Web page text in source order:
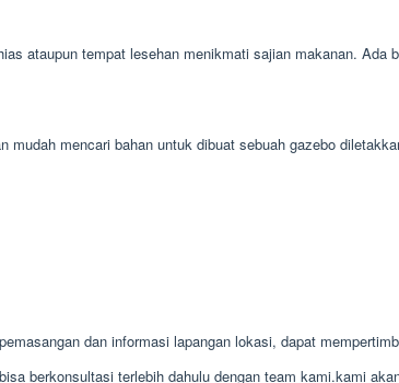
ataupun tempat lesehan menikmati sajian makanan.
mencari bahan untuk dibuat sebuah gazebo
dan informasi lapangan lokasi, dapat
berkonsultasi terlebih dahulu dengan team kami.kami